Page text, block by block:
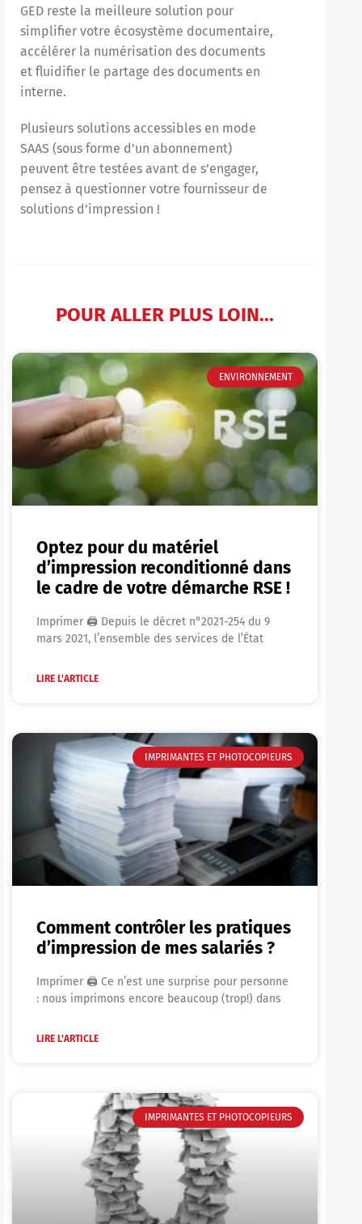
GED reste la meilleure solution pour
simplifier votre écosystème documentaire,
accélérer la numérisation des documents
et fluidifier le partage des documents en
interne.
Plusieurs solutions accessibles en mode
SAAS (sous forme d’un abonnement)
peuvent être testées avant de s’engager,
pensez à questionner votre fournisseur de
solutions d’impression !
POUR ALLER PLUS LOIN...
ENVIRONNEMENT
Optez pour du matériel
d’impression reconditionné dans
le cadre de votre démarche RSE !
Imprimer 🖨 Depuis le décret n°2021-254 du 9
mars 2021, l’ensemble des services de l’État
LIRE L'ARTICLE
IMPRIMANTES ET PHOTOCOPIEURS
Comment contrôler les pratiques
d’impression de mes salariés ?
Imprimer 🖨 Ce n’est une surprise pour personne
: nous imprimons encore beaucoup (trop!) dans
LIRE L'ARTICLE
IMPRIMANTES ET PHOTOCOPIEURS